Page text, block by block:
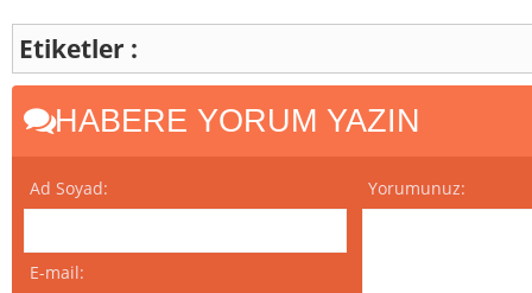
Etiketler :
HABERE YORUM YAZIN
Ad Soyad:
E-mail:
Yorumunuz: